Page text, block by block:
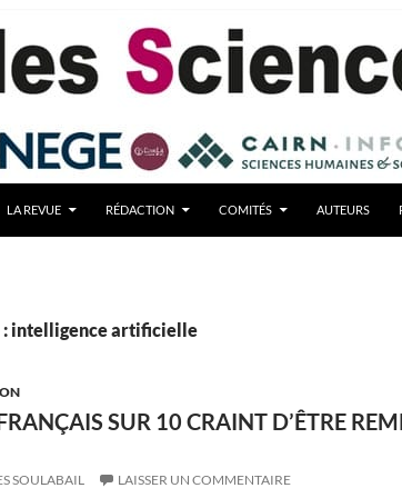
LA REVUE RÉDACTION COMITÉS AUTEURS
intelligence artificielle
SUR 10 CRAINT D’ÊTRE
SOULABAIL LAISSER UN COMMENTAIRE